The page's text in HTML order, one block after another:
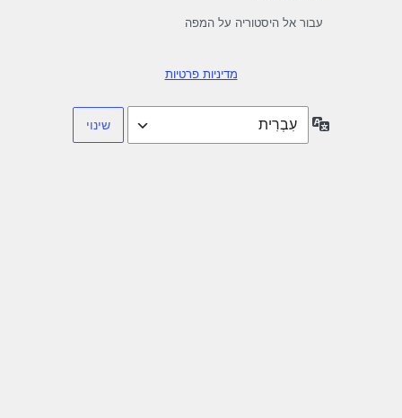
עבור אל היסטוריה על המפה
מדיניות פרטיות
שפה